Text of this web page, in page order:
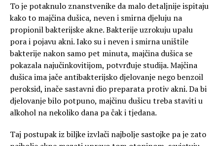
To je potaknulo znanstvenike da malo detaljnije ispitaju
kako to majčina dušica, neven i smirna djeluju na
propionil bakterijske akne. Bakterije uzrokuju upalu
pora i pojavu akni. Iako su i neven i smirna uništile
bakterije nakon samo pet minuta, majčina dušica se
pokazala najučinkovitijom, potvrđuje studija. Majčina
dušica ima jače antibakterijsko djelovanje nego benzoil
peroksid, inače sastavni dio preparata protiv akni. Da bi
djelovanje bilo potpuno, majčinu dušicu treba staviti u
alkohol na nekoliko dana pa čak i tjedana.
Taj postupak iz biljke izvlači najbolje sastojke pa je zato